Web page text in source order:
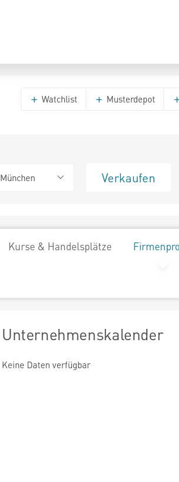
Watchlist Musterdepot
München Verkaufen
Kurse & Handelsplätze
Unternehmenskalender
Keine Daten verfügbar